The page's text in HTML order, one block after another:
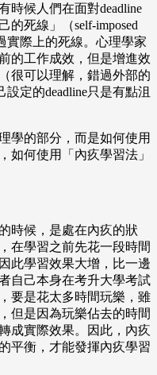
時候人們在面對deadline
的死線」（self-imposed
實際上的死線。心理學家
的工作成效，但是增進效
很可以理解，錯過外部的
定的deadline只是有點沮
學的部分，而是如何使用
如何使用「內疚學習法」
時候，是處在內疚的狀
在學習之前先花一段時間
此學習效果大增，比一邊
自己本身在考升大學考試
要是花太多時間玩樂，雖
但是因為玩樂佔去的時間
成實際效果。因此，內疚
平衡，才能發揮內疚學習